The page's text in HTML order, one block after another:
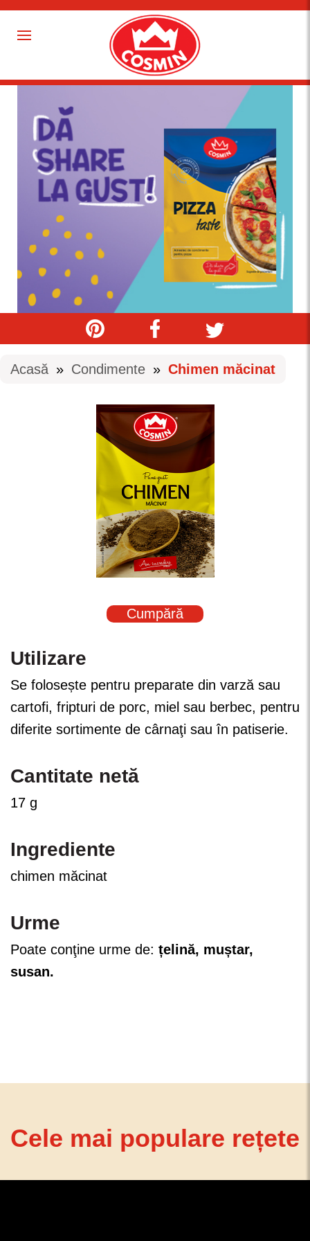
Acasă » Condimente » Chimen măcinat
Cumpără
Utilizare
Se folosește pentru preparate din varză sau
cartofi, fripturi de porc, miel sau berbec, pentru
diferite sortimente de cârnaţi sau în patiserie.
Cantitate netă
17 g
Ingrediente
chimen măcinat
Urme
Poate conţine urme de: țelină, muștar,
susan.
Cele mai populare rețete